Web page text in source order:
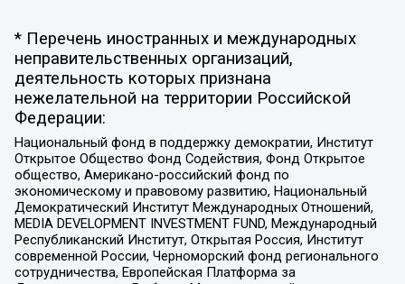
* Перечень иностранных и международных
неправительственных организаций,
деятельность которых признана
нежелательной на территории Российской
Федерации:
Национальный фонд в поддержку демократии, Институт
Открытое Общество Фонд Содействия, Фонд Открытое
общество, Американо-российский фонд по
экономическому и правовому развитию, Национальный
Демократический Институт Международных Отношений,
MEDIA DEVELOPMENT INVESTMENT FUND, Международный
Республиканский Институт, Открытая Россия, Институт
современной России, Черноморский фонд регионального
сотрудничества, Европейская Платформа за